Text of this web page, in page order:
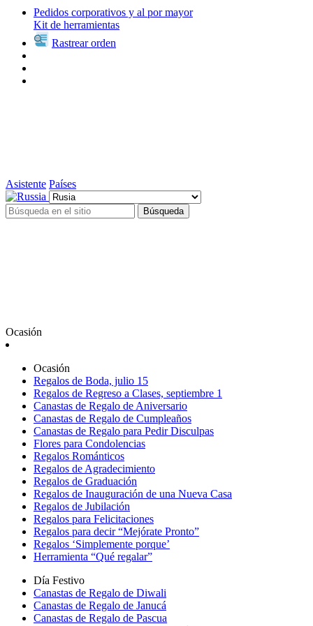
Pedidos corporativos y al por mayor
Kit de herramientas
Rastrear orden
Asistente Países
Búsqueda
Ocasión
Ocasión
Regalos de Boda, julio 15
Regalos de Regreso a Clases, septiembre 1
Canastas de Regalo de Aniversario
Canastas de Regalo de Cumpleaños
Canastas de Regalo para Pedir Disculpas
Flores para Condolencias
Regalos Románticos
Regalos de Agradecimiento
Regalos de Graduación
Regalos de Inauguración de una Nueva Casa
Regalos de Jubilación
Regalos para Felicitaciones
Regalos para decir “Mejórate Pronto”
Regalos ‘Simplemente porque’
Herramienta “Qué regalar”
Día Festivo
Canastas de Regalo de Diwali
Canastas de Regalo de Janucá
Canastas de Regalo de Pascua